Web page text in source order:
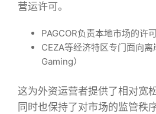
营运许可。
PAGCOR负责本地市场的许
CEZA等经济特区专门面向
Gaming）
这为外资运营者提供了相对宽
同时也保持了对市场的监管秩序